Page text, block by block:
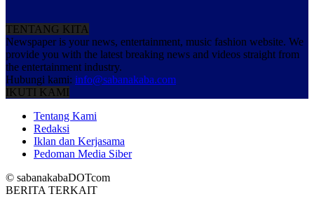
TENTANG KITA
Newspaper is your news, entertainment, music fashion website. We
provide you with the latest breaking news and videos straight from
the entertainment industry.
Hubungi kami: info@sabanakaba.com
IKUTI KAMI
Tentang Kami
Redaksi
Iklan dan Kerjasama
Pedoman Media Siber
© sabanakabaDOTcom
BERITA TERKAIT